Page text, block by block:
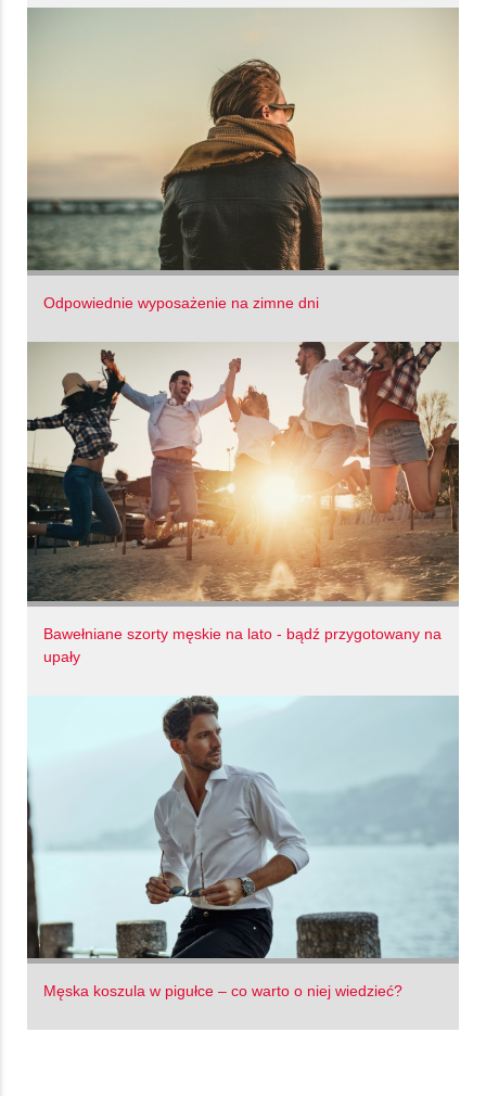
Odpowiednie wyposażenie na zimne dni
Bawełniane szorty męskie na lato - bądź przygotowany na
upały
Męska koszula w pigułce – co warto o niej wiedzieć?